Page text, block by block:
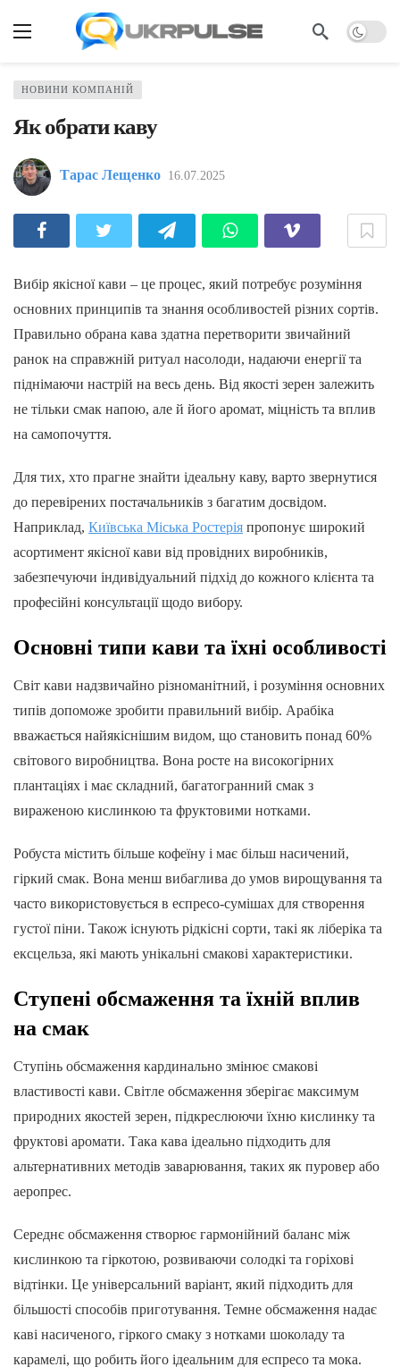
НОВИНИ КОМПАНІЙ
Як обрати каву
Тарас Лещенко 16.07.2025
Вибір якісної кави – це процес, який потребує розуміння
основних принципів та знання особливостей різних сортів.
Правильно обрана кава здатна перетворити звичайний
ранок на справжній ритуал насолоди, надаючи енергії та
піднімаючи настрій на весь день. Від якості зерен залежить
не тільки смак напою, але й його аромат, міцність та вплив
на самопочуття.
Для тих, хто прагне знайти ідеальну каву, варто звернутися
до перевірених постачальників з багатим досвідом.
Наприклад, Київська Міська Ростерія пропонує широкий
асортимент якісної кави від провідних виробників,
забезпечуючи індивідуальний підхід до кожного клієнта та
професійні консультації щодо вибору.
Основні типи кави та їхні особливості
Світ кави надзвичайно різноманітний, і розуміння основних
типів допоможе зробити правильний вибір. Арабіка
вважається найякіснішим видом, що становить понад 60%
світового виробництва. Вона росте на високогірних
плантаціях і має складний, багатогранний смак з
вираженою кислинкою та фруктовими нотками.
Робуста містить більше кофеїну і має більш насичений,
гіркий смак. Вона менш вибаглива до умов вирощування та
часто використовується в еспресо-сумішах для створення
густої піни. Також існують рідкісні сорти, такі як ліберіка та
ексцельза, які мають унікальні смакові характеристики.
Ступені обсмаження та їхній вплив
на смак
Ступінь обсмаження кардинально змінює смакові
властивості кави. Світле обсмаження зберігає максимум
природних якостей зерен, підкреслюючи їхню кислинку та
фруктові аромати. Така кава ідеально підходить для
альтернативних методів заварювання, таких як пуровер або
аеропрес.
Середнє обсмаження створює гармонійний баланс між
кислинкою та гіркотою, розвиваючи солодкі та горіхові
відтінки. Це універсальний варіант, який підходить для
більшості способів приготування. Темне обсмаження надає
каві насиченого, гіркого смаку з нотками шоколаду та
карамелі, що робить його ідеальним для еспресо та мока.